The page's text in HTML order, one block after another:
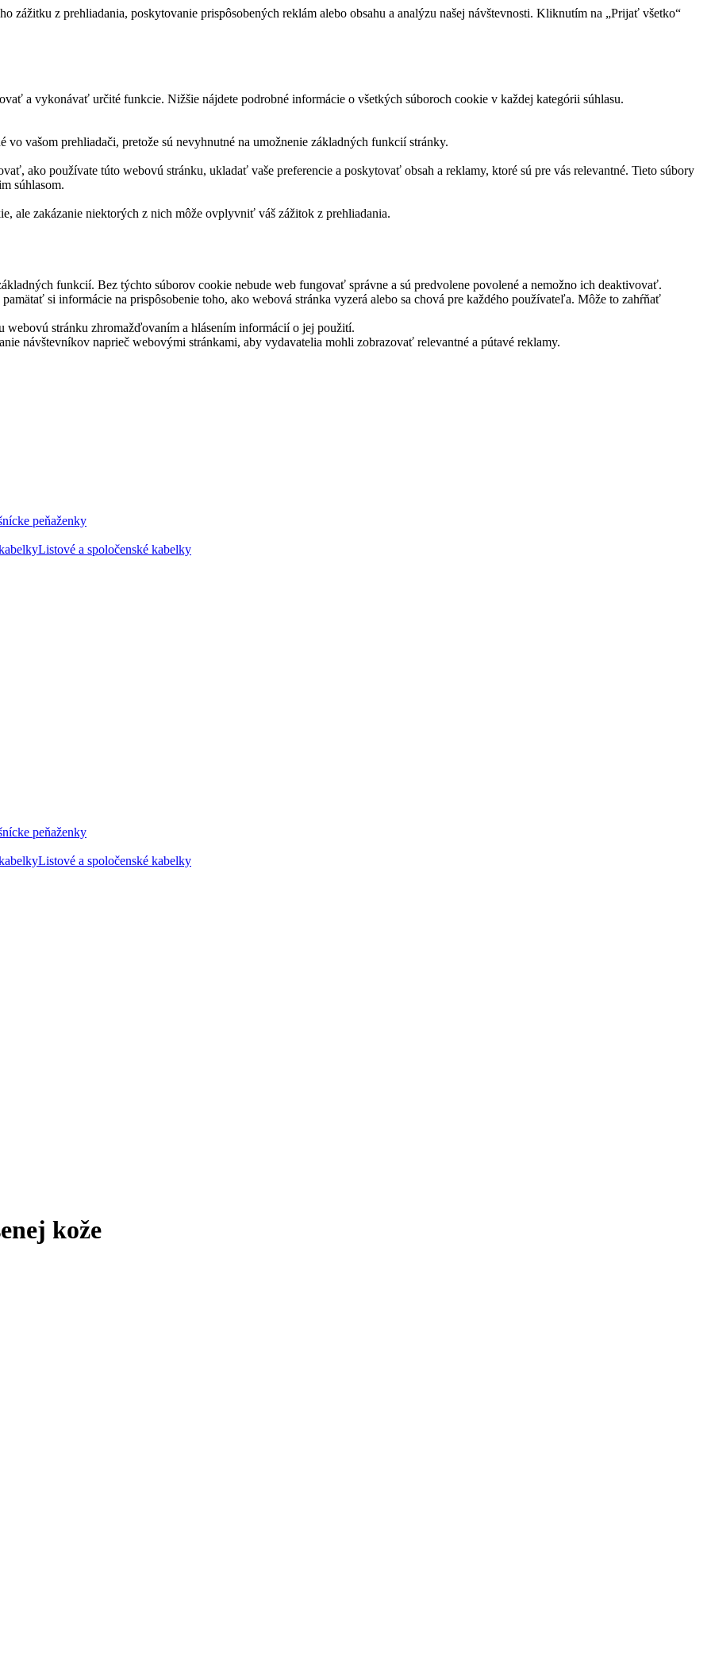
zážitku z prehliadania, poskytovanie prispôsobených reklám alebo obsahu a analýzu našej návštevnosti. Kliknutím na „Prijať všetko“
a vykonávať určité funkcie. Nižšie nájdete podrobné informácie o všetkých súboroch cookie v každej kategórii súhlasu.
vašom prehliadači, pretože sú nevyhnutné na umožnenie základných funkcií stránky.
ako používate túto webovú stránku, ukladať vaše preferencie a poskytovať obsah a reklamy, ktoré sú pre vás relevantné. Tieto súbory
súhlasom.
ale zakázanie niektorých z nich môže ovplyvniť váš zážitok z prehliadania.
funkcií. Bez týchto súborov cookie nebude web fungovať správne a sú predvolene povolené a nemožno ich deaktivovať.
si informácie na prispôsobenie toho, ako webová stránka vyzerá alebo sa chová pre každého používateľa. Môže to zahŕňať
stránku zhromažďovaním a hlásením informácií o jej použití.
návštevníkov naprieč webovými stránkami, aby vydavatelia mohli zobrazovať relevantné a pútavé reklamy.
peňaženky
Listové a spoločenské kabelky
peňaženky
Listové a spoločenské kabelky
kože